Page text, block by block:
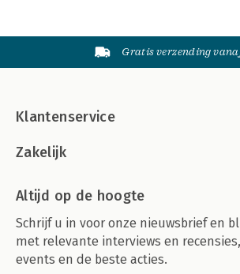
Gratis verzending
Klantenservice
Zakelijk
Altijd op de hoogte
Schrijf u in voor onze nieuwsbrief en
met relevante interviews en
events en de beste acties.